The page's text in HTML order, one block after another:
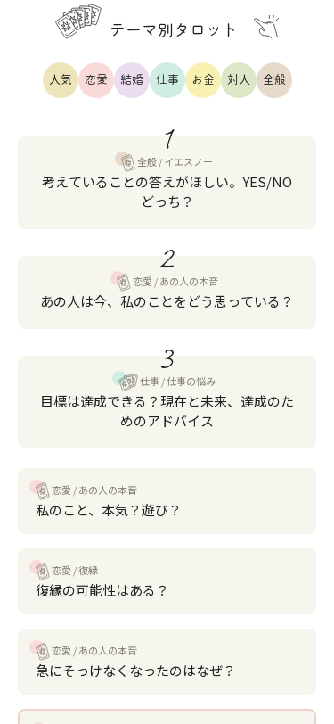
テーマ別タロット
人気 恋愛 結婚 仕事 お金 対人 全般
1
全般 イエスノー
考えていることの答えがほしい。YES/NO
どっち？
2
恋愛 あの人の本音
あの人は今、私のことをどう思っている？
3
仕事 仕事の悩み
目標は達成できる？現在と未来、達成のた
めのアドバイス
恋愛 あの人の本音
私のこと、本気？遊び？
恋愛 復縁
復縁の可能性はある？
恋愛 あの人の本音
急にそっけなくなったのはなぜ？